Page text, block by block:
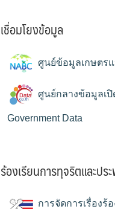
เชื่อมโยงข้อมูล
ศูนย์ข้อมูลเกษตร
ศูนย์กลางข้อมูลเปิ
Government Data
ร้องเรียนการทุจริตและป
การจัดการเรื่องร้